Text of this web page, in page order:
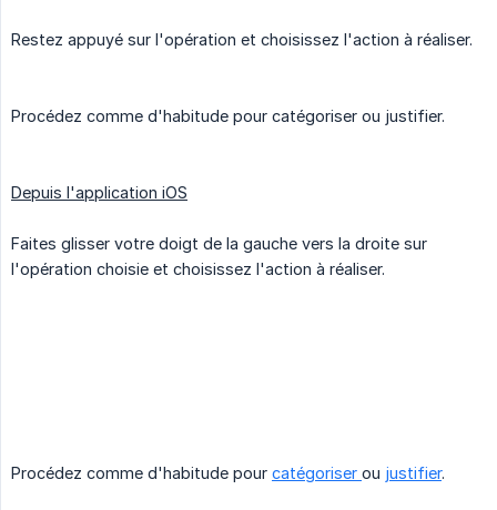
Restez appuyé sur l'opération et choisissez l'action à réaliser.
Procédez comme d'habitude pour catégoriser ou justifier.
Depuis l'application iOS
Faites glisser votre doigt de la gauche vers la droite sur
l'opération choisie et choisissez l'action à réaliser.
Procédez comme d'habitude pour catégoriser ou justifier.